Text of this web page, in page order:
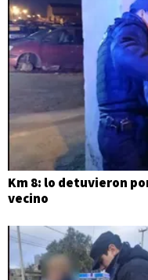
Km 8: lo detuvieron
vecino